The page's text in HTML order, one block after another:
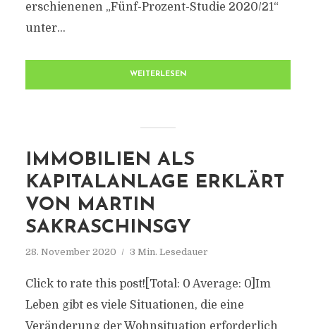
erschienenen „Fünf-Prozent-Studie 2020/21“
unter...
WEITERLESEN
IMMOBILIEN ALS
KAPITALANLAGE ERKLÄRT
VON MARTIN
SAKRASCHINSGY
28. November 2020 3 Min. Lesedauer
Click to rate this post![Total: 0 Average: 0]Im
Leben gibt es viele Situationen, die eine
Veränderung der Wohnsituation erforderlich